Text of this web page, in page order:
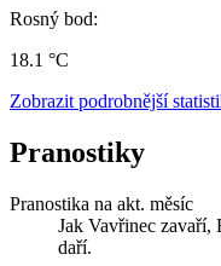
Rosný bod:
18.1 °C
Zobrazit podrobnější
Pranostiky
Pranostika na akt. měsíc
Jak Vavřinec zavaří,
daří.